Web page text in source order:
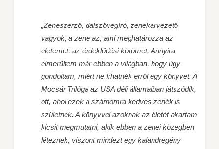
„Zeneszerző, dalszövegíró, zenekarvezető
vagyok, a zene az, ami meghatározza az
életemet, az érdeklődési körömet. Annyira
elmerültem már ebben a világban, hogy úgy
gondoltam, miért ne írhatnék erről egy könyvet. A
Mocsár Trilóga az USA déli államaiban játszódik,
ott, ahol ezek a számomra kedves zenék is
születnek. A könyvvel azoknak az életét akartam
kicsit megmutatni, akik ebben a zenei közegben
léteznek, viszont mindezt egy kalandregény